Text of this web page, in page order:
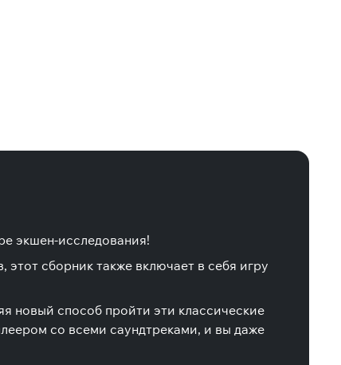
экшен-исследования!
сборник также включает в себя игру
новый способ пройти эти классические
со всеми саундтреками, и вы даже